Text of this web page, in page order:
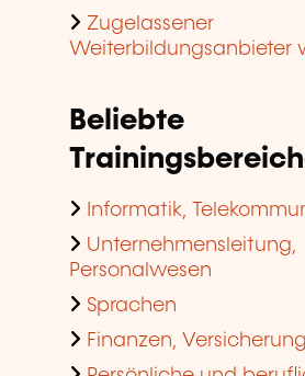
Zugelassener
Weiterbildungsanbieter
Beliebte
Informatik,
Unternehmensleitung,
Personalwesen
Sprachen
Finanzen,